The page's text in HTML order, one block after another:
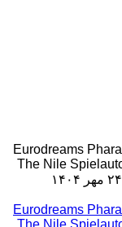
Eurodreams
The Nile
۲۴ مهر ۱۴۰۴
Eurodreams
The Nile